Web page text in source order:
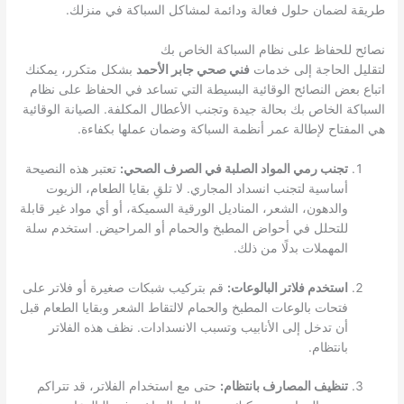
طريقة لضمان حلول فعالة ودائمة لمشاكل السباكة في منزلك.
نصائح للحفاظ على نظام السباكة الخاص بك
لتقليل الحاجة إلى خدماتفني صحي جابر الأحمد بشكل متكرر، يمكنك
اتباع بعض النصائح الوقائية البسيطة التي تساعد في الحفاظ على نظام
السباكة الخاص بك بحالة جيدة وتجنب الأعطال المكلفة. الصيانة الوقائية
هي المفتاح لإطالة عمر أنظمة السباكة وضمان عملها بكفاءة.
تجنب رمي المواد الصلبة في الصرف الصحي: تعتبر هذه النصيحة
أساسية لتجنب انسداد المجاري. لا تلقِ بقايا الطعام، الزيوت
والدهون، الشعر، المناديل الورقية السميكة، أو أي مواد غير قابلة
للتحلل في أحواض المطبخ والحمام أو المراحيض. استخدم سلة
المهملات بدلًا من ذلك.
استخدم فلاتر البالوعات: قم بتركيب شبكات صغيرة أو فلاتر على
فتحات بالوعات المطبخ والحمام لالتقاط الشعر وبقايا الطعام قبل
أن تدخل إلى الأنابيب وتسبب الانسدادات. نظف هذه الفلاتر
بانتظام.
تنظيف المصارف بانتظام: حتى مع استخدام الفلاتر، قد تتراكم